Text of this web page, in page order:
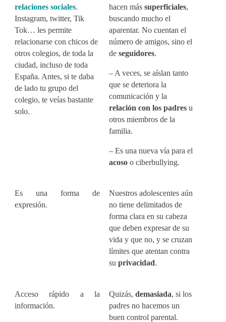
relaciones sociales.
Instagram, twitter, Tik
Tok… les permite
relacionarse con chicos de
otros colegios, de toda la
ciudad, incluso de toda
España. Antes, si te daba
de lado tu grupo del
colegio, te veías bastante
solo.
hacen más superficiales,
buscando mucho el
aparentar. No cuentan el
número de amigos, sino el
de seguidores.
– A veces, se aíslan tanto
que se deteriora la
comunicación y la
relación con los padres u
otros miembros de la
familia.
– Es una nueva vía para el
acoso o ciberbullying.
Es una forma de
expresión.
Nuestros adolescentes aún
no tiene delimitados de
forma clara en su cabeza
que deben expresar de su
vida y que no, y se cruzan
límites que atentan contra
su privacidad.
Acceso rápido a la
información.
Quizás, demasiada, si los
padres no hacemos un
buen control parental.